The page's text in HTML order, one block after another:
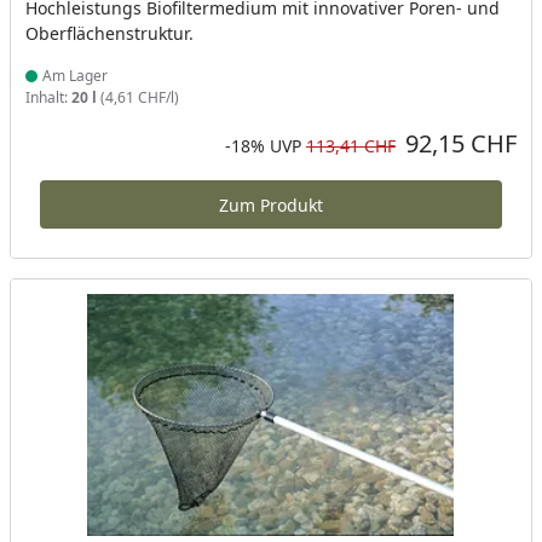
Hochleistungs Biofiltermedium mit innovativer Poren- und
Oberflächenstruktur.
Produkt am Lager
Am Lager
Inhalt:20 l (4,61 CHF/l)
Rabatt in Prozent
-18%
Ursprünglicher Preis
UVP 113,41 CHF
Aktueller Preis 92,15 CHF
Zum Produkt